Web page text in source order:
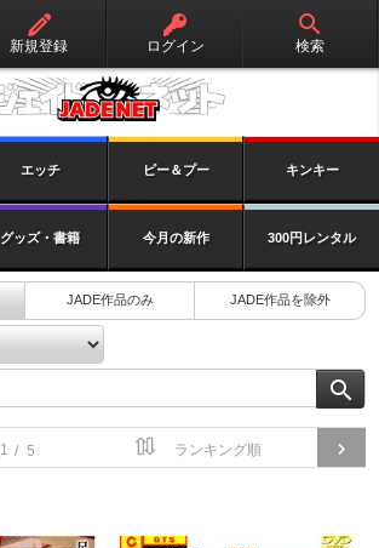
新規登録 ログイン 検索
エッチ ピー＆プー キンキー
グッズ・書籍 今月の新作 300円レンタル
JADE作品のみ JADE作品を除外
/ 5
隠撮 和式トイレ キャンギャルうん